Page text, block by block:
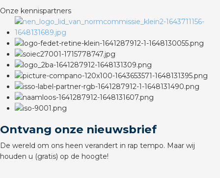
Onze kennispartners
Ontvang onze nieuwsbrief
De wereld om ons heen verandert in rap tempo. Maar wij
houden u (gratis) op de hoogte!